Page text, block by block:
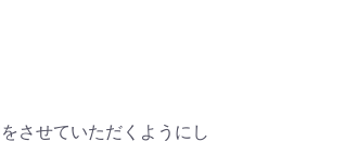
させていただくようにし